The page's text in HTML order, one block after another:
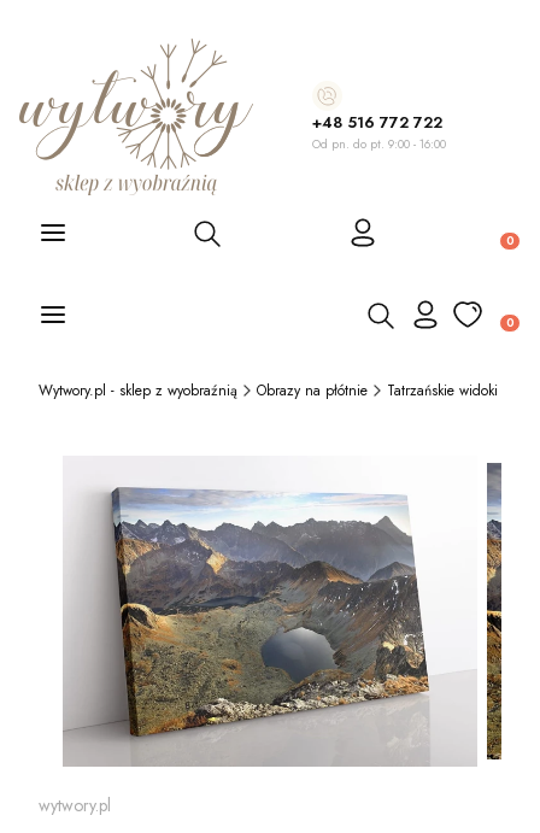
+48 516 772 722
Od pn. do pt. 9:00 - 16:00
Otwórz wyszukiwarkę
Otwórz wyszukiwarkę
Wytwory.pl - sklep z wyobraźnią Obrazy na płótnie Tatrzańskie widoki
wytwory.pl